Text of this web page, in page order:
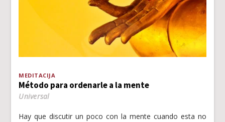
MEDITACIJA
Método para ordenarle a la mente
Universal
Hay que discutir un poco con la mente cuando esta no